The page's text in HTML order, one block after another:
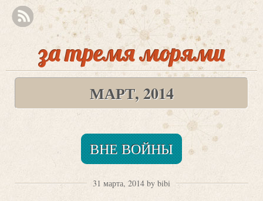
за тремя морями
МАРТ, 2014
ВНЕ ВОЙНЫ
31 марта, 2014 by bibi